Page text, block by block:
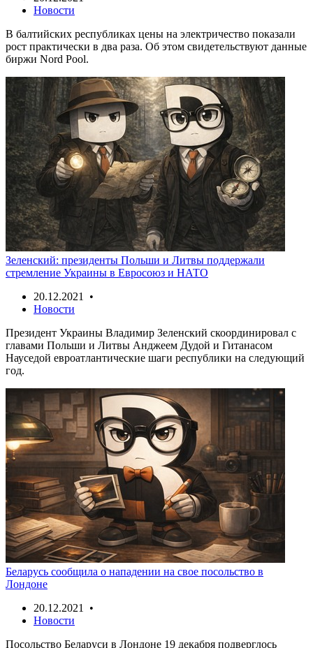
Новости
В балтийских республиках цены на электричество показали
рост практически в два раза. Об этом свидетельствуют данные
биржи Nord Pool.
Зеленский: президенты Польши и Литвы поддержали
стремление Украины в Евросоюз и НАТО
20.12.2021 •
Новости
Президент Украины Владимир Зеленский скоординировал с
главами Польши и Литвы Анджеем Дудой и Гитанасом
Науседой евроатлантические шаги республики на следующий
год.
Беларусь сообщила о нападении на свое посольство в
Лондоне
20.12.2021 •
Новости
Посольство Беларуси в Лондоне 19 декабря подверглось